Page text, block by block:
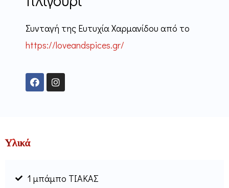
Συνταγή της Ευτυχία Χαρμανίδου από το
https://loveandspices.gr/
F
a
c
I
n
s
Υλικά
1 μπάμπο ΤΙΑΚΑΣ